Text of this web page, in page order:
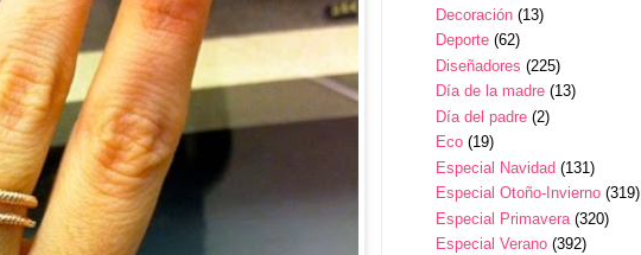
Decoración (13)
Deporte (62)
Diseñadores (225)
Día de la madre (13)
Día del padre (2)
Eco (19)
Especial Navidad (131)
Especial Otoño-Invierno (319)
Especial Primavera (320)
Especial Verano (392)